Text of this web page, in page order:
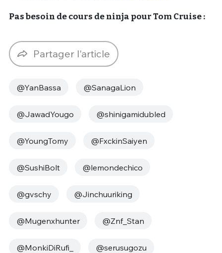
Pas besoin de cours de ninja pour Tom Cruise :
Partager l'article
@YanBassa @SanagaLion
@JawadYougo @shinigamidubled
@YoungTomy @FxckinSaiyen
@SushiBolt @lemondechico
@gvschy @Jinchuuriking
@Mugenxhunter @Znf_Stan
@MonkiDiRufi_ @serusugozu